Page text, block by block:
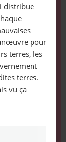
distribue
pour
terres, les
terres.
vu ça